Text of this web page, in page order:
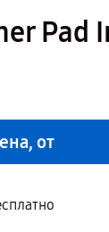
Pad
от